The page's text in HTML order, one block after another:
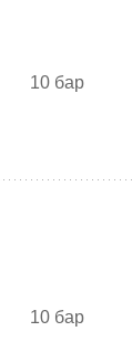
10 бар
10 бар